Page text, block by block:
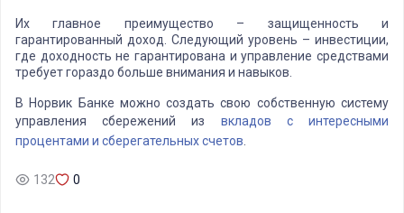
Их главное преимущество – защищенность и
гарантированный доход. Следующий уровень – инвестиции,
где доходность не гарантирована и управление средствами
требует гораздо больше внимания и навыков.
В Норвик Банке можно создать свою собственную систему
управления сбережений из вкладов с интересными
процентами и сберегательных счетов
132 0